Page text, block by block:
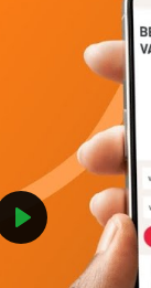
Play